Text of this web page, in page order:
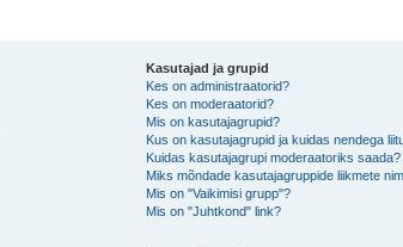
Kasutajad ja grupid
Kes on administraatorid?
Kes on moderaatorid?
Mis on kasutajagrupid?
Kus on kasutajagrupid ja kuidas nendega
Kuidas kasutajagrupi moderaatoriks saada?
Miks mõndade kasutajagruppide liikmete
Mis on "Vaikimisi grupp"?
Mis on "Juhtkond" link?